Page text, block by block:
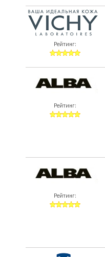
Рейтинг:
Рейтинг:
Рейтинг: